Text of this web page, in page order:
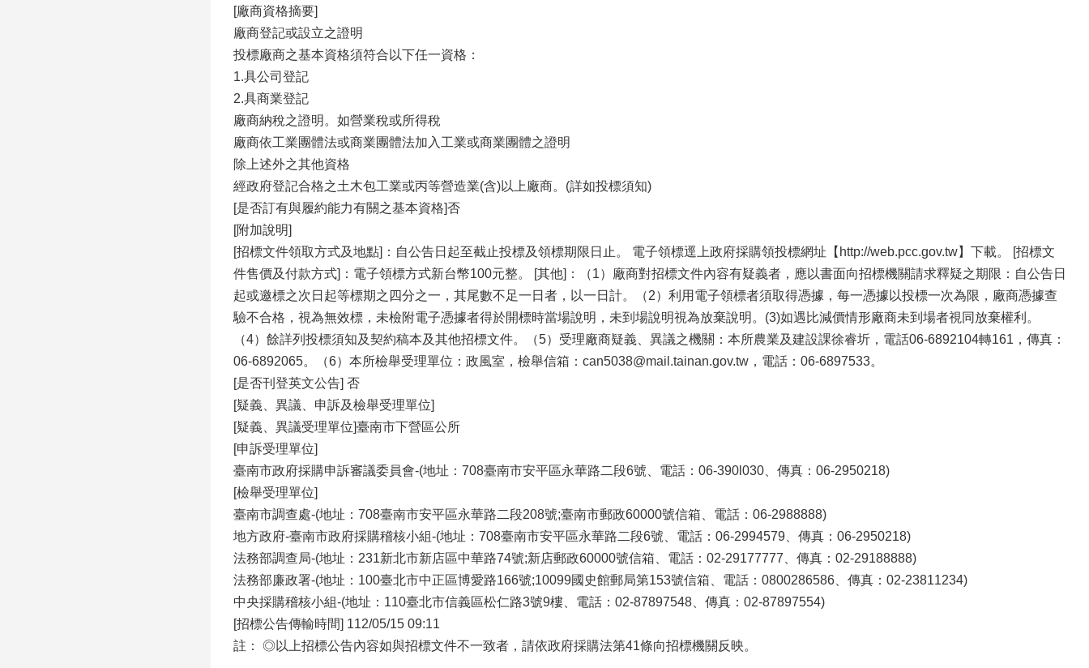
[廠商資格摘要]
廠商登記或設立之證明
投標廠商之基本資格須符合以下任一資格：
1.具公司登記
2.具商業登記
廠商納稅之證明。如營業稅或所得稅
廠商依工業團體法或商業團體法加入工業或商業團體之證明
除上述外之其他資格
經政府登記合格之土木包工業或丙等營造業(含)以上廠商。(詳如投標須知)
[是否訂有與履約能力有關之基本資格]否
[附加說明]
[招標文件領取方式及地點]：自公告日起至截止投標及領標期限日止。 電子領標逕上政府採購領投標網址【http://web.pcc.gov.tw】下載。 [招標文
件售價及付款方式]：電子領標方式新台幣100元整。 [其他]：（1）廠商對招標文件內容有疑義者，應以書面向招標機關請求釋疑之期限：自公告日
起或邀標之次日起等標期之四分之一，其尾數不足一日者，以一日計。（2）利用電子領標者須取得憑據，每一憑據以投標一次為限，廠商憑據查
驗不合格，視為無效標，未檢附電子憑據者得於開標時當場說明，未到場說明視為放棄說明。(3)如遇比減價情形廠商未到場者視同放棄權利。
（4）餘詳列投標須知及契約稿本及其他招標文件。（5）受理廠商疑義、異議之機關：本所農業及建設課徐睿圻，電話06-6892104轉161，傳真：
06-6892065。（6）本所檢舉受理單位：政風室，檢舉信箱：can5038@mail.tainan.gov.tw，電話：06-6897533。
[是否刊登英文公告] 否
[疑義、異議、申訴及檢舉受理單位]
[疑義、異議受理單位]臺南市下營區公所
[申訴受理單位]
臺南市政府採購申訴審議委員會-(地址：708臺南市安平區永華路二段6號、電話：06-390l030、傳真：06-2950218)
[檢舉受理單位]
臺南市調查處-(地址：708臺南市安平區永華路二段208號;臺南市郵政60000號信箱、電話：06-2988888)
地方政府-臺南市政府採購稽核小組-(地址：708臺南市安平區永華路二段6號、電話：06-2994579、傳真：06-2950218)
法務部調查局-(地址：231新北市新店區中華路74號;新店郵政60000號信箱、電話：02-29177777、傳真：02-29188888)
法務部廉政署-(地址：100臺北市中正區博愛路166號;10099國史館郵局第153號信箱、電話：0800286586、傳真：02-23811234)
中央採購稽核小組-(地址：110臺北市信義區松仁路3號9樓、電話：02-87897548、傳真：02-87897554)
[招標公告傳輸時間] 112/05/15 09:11
註： ◎以上招標公告內容如與招標文件不一致者，請依政府採購法第41條向招標機關反映。